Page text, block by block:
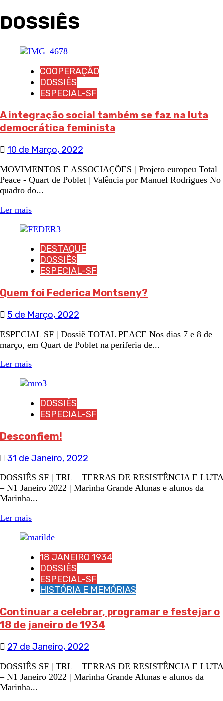
DOSSIÊS
COOPERAÇÃO
DOSSIÊS
ESPECIAL-SF
A integração social também se faz na luta
democrática feminista
10 de Março, 2022
MOVIMENTOS E ASSOCIAÇÕES | Projeto europeu Total
Peace - Quart de Poblet | Valência por Manuel Rodrigues No
quadro do...
Ler mais
DESTAQUE
DOSSIÊS
ESPECIAL-SF
Quem foi Federica Montseny?
5 de Março, 2022
ESPECIAL SF | Dossiê TOTAL PEACE Nos dias 7 e 8 de
março, em Quart de Poblet na periferia de...
Ler mais
DOSSIÊS
ESPECIAL-SF
Desconfiem!
31 de Janeiro, 2022
DOSSIÊS SF | TRL – TERRAS DE RESISTÊNCIA E LUTA
– N1 Janeiro 2022 | Marinha Grande Alunas e alunos da
Marinha...
Ler mais
18 JANEIRO 1934
DOSSIÊS
ESPECIAL-SF
HISTÓRIA E MEMÓRIAS
Continuar a celebrar, programar e festejar o
18 de janeiro de 1934
27 de Janeiro, 2022
DOSSIÊS SF | TRL – TERRAS DE RESISTÊNCIA E LUTA
– N1 Janeiro 2022 | Marinha Grande Alunas e alunos da
Marinha...